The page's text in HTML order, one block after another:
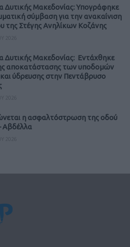
Δυτικής Μακεδονίας: Υπογράφηκε
σύμβαση για την ανακαίνιση
της Στέγης Ανηλίκων Κοζάνης
Δυτικής Μακεδονίας: Εντάχθηκε
αποκατάστασης των υποδομών
ύδρευσης στην Πεντάβρυσο
η ασφαλτόστρωση της οδού
Αβδέλλα